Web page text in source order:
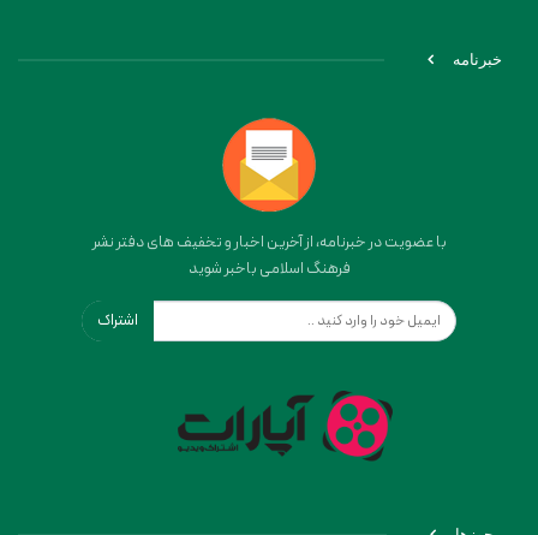
خبرنامه
با عضویت در خبرنامه، از آخرین اخبار و تخفیف های دفتر نشر
فرهنگ اسلامی باخبر شوید
اشتراک